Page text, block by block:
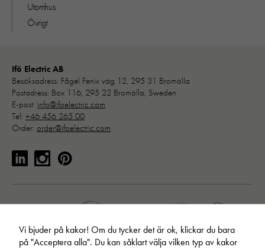
Utomhus
Övrigt
Ifö Electric AB
Besöksadress: Fågel Fenix väg 12, 295 31 Bromölla
Postadress: Box 116, 295 22 Bromölla, Sweden
E-post: info@ifoelectric.com
Tel: +46 456 265 00
Order: order@ifoelectric.com
Vi bjuder på kakor! Om du tycker det är ok, klickar du bara
på "Acceptera alla". Du kan såklart välja vilken typ av kakor